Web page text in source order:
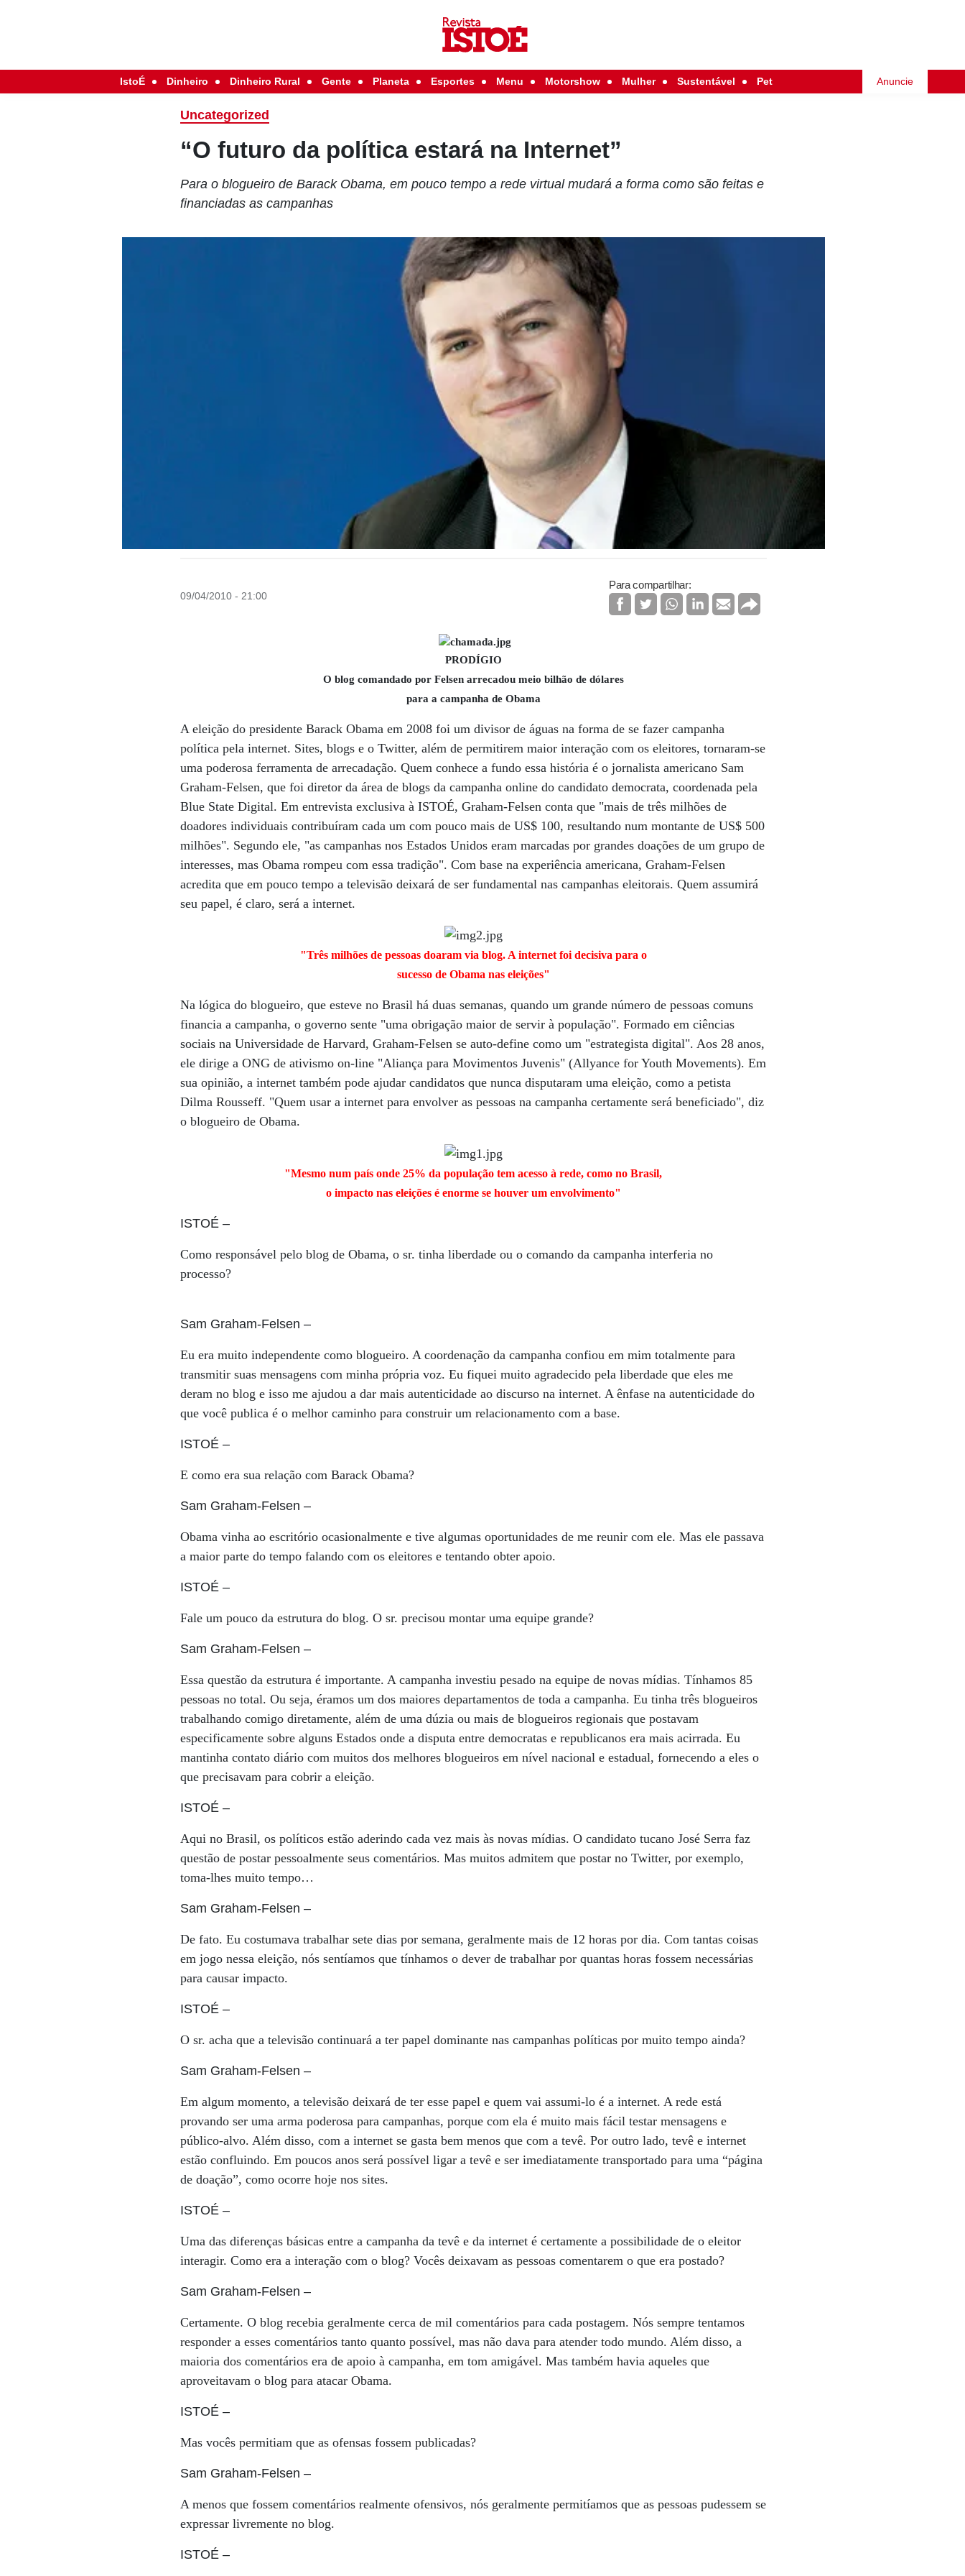
IstoÉ Dinheiro Dinheiro Rural Gente Planeta Esportes Menu Motorshow Mulher Sustentável Pet Anuncie
Uncategorized
“O futuro da política estará na Internet”
Para o blogueiro de Barack Obama, em pouco tempo a rede virtual mudará a forma como são feitas e
financiadas as campanhas
09/04/2010 - 21:00
Para compartilhar:
PRODÍGIO
O blog comandado por Felsen arrecadou meio bilhão de dólares
para a campanha de Obama
A eleição do presidente Barack Obama em 2008 foi um divisor de águas na forma de se fazer campanha
política pela internet. Sites, blogs e o Twitter, além de permitirem maior interação com os eleitores, tornaram-se
uma poderosa ferramenta de arrecadação. Quem conhece a fundo essa história é o jornalista americano Sam
Graham-Felsen, que foi diretor da área de blogs da campanha online do candidato democrata, coordenada pela
Blue State Digital. Em entrevista exclusiva à ISTOÉ, Graham-Felsen conta que "mais de três milhões de
doadores individuais contribuíram cada um com pouco mais de US$ 100, resultando num montante de US$ 500
milhões". Segundo ele, "as campanhas nos Estados Unidos eram marcadas por grandes doações de um grupo de
interesses, mas Obama rompeu com essa tradição". Com base na experiência americana, Graham-Felsen
acredita que em pouco tempo a televisão deixará de ser fundamental nas campanhas eleitorais. Quem assumirá
seu papel, é claro, será a internet.
"Três milhões de pessoas doaram via blog. A internet foi decisiva para o
sucesso de Obama nas eleições"
Na lógica do blogueiro, que esteve no Brasil há duas semanas, quando um grande número de pessoas comuns
financia a campanha, o governo sente "uma obrigação maior de servir à população". Formado em ciências
sociais na Universidade de Harvard, Graham-Felsen se auto-define como um "estrategista digital". Aos 28 anos,
ele dirige a ONG de ativismo on-line "Aliança para Movimentos Juvenis" (Allyance for Youth Movements). Em
sua opinião, a internet também pode ajudar candidatos que nunca disputaram uma eleição, como a petista
Dilma Rousseff. "Quem usar a internet para envolver as pessoas na campanha certamente será beneficiado", diz
o blogueiro de Obama.
"Mesmo num país onde 25% da população tem acesso à rede, como no Brasil,
o impacto nas eleições é enorme se houver um envolvimento"
ISTOÉ –
Como responsável pelo blog de Obama, o sr. tinha liberdade ou o comando da campanha interferia no
processo?
Sam Graham-Felsen –
Eu era muito independente como blogueiro. A coordenação da campanha confiou em mim totalmente para
transmitir suas mensagens com minha própria voz. Eu fiquei muito agradecido pela liberdade que eles me
deram no blog e isso me ajudou a dar mais autenticidade ao discurso na internet. A ênfase na autenticidade do
que você publica é o melhor caminho para construir um relacionamento com a base.
ISTOÉ –
E como era sua relação com Barack Obama?
Sam Graham-Felsen –
Obama vinha ao escritório ocasionalmente e tive algumas oportunidades de me reunir com ele. Mas ele passava
a maior parte do tempo falando com os eleitores e tentando obter apoio.
ISTOÉ –
Fale um pouco da estrutura do blog. O sr. precisou montar uma equipe grande?
Sam Graham-Felsen –
Essa questão da estrutura é importante. A campanha investiu pesado na equipe de novas mídias. Tínhamos 85
pessoas no total. Ou seja, éramos um dos maiores departamentos de toda a campanha. Eu tinha três blogueiros
trabalhando comigo diretamente, além de uma dúzia ou mais de blogueiros regionais que postavam
especificamente sobre alguns Estados onde a disputa entre democratas e republicanos era mais acirrada. Eu
mantinha contato diário com muitos dos melhores blogueiros em nível nacional e estadual, fornecendo a eles o
que precisavam para cobrir a eleição.
ISTOÉ –
Aqui no Brasil, os políticos estão aderindo cada vez mais às novas mídias. O candidato tucano José Serra faz
questão de postar pessoalmente seus comentários. Mas muitos admitem que postar no Twitter, por exemplo,
toma-lhes muito tempo…
Sam Graham-Felsen –
De fato. Eu costumava trabalhar sete dias por semana, geralmente mais de 12 horas por dia. Com tantas coisas
em jogo nessa eleição, nós sentíamos que tínhamos o dever de trabalhar por quantas horas fossem necessárias
para causar impacto.
ISTOÉ –
O sr. acha que a televisão continuará a ter papel dominante nas campanhas políticas por muito tempo ainda?
Sam Graham-Felsen –
Em algum momento, a televisão deixará de ter esse papel e quem vai assumi-lo é a internet. A rede está
provando ser uma arma poderosa para campanhas, porque com ela é muito mais fácil testar mensagens e
público-alvo. Além disso, com a internet se gasta bem menos que com a tevê. Por outro lado, tevê e internet
estão confluindo. Em poucos anos será possível ligar a tevê e ser imediatamente transportado para uma “página
de doação”, como ocorre hoje nos sites.
ISTOÉ –
Uma das diferenças básicas entre a campanha da tevê e da internet é certamente a possibilidade de o eleitor
interagir. Como era a interação com o blog? Vocês deixavam as pessoas comentarem o que era postado?
Sam Graham-Felsen –
Certamente. O blog recebia geralmente cerca de mil comentários para cada postagem. Nós sempre tentamos
responder a esses comentários tanto quanto possível, mas não dava para atender todo mundo. Além disso, a
maioria dos comentários era de apoio à campanha, em tom amigável. Mas também havia aqueles que
aproveitavam o blog para atacar Obama.
ISTOÉ –
Mas vocês permitiam que as ofensas fossem publicadas?
Sam Graham-Felsen –
A menos que fossem comentários realmente ofensivos, nós geralmente permitíamos que as pessoas pudessem se
expressar livremente no blog.
ISTOÉ –